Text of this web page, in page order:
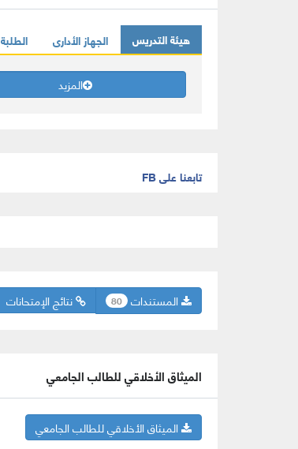
هيئة التدريس الجهاز الأدارى الطلبة
المزيد
تابعنا على FB
نتائج الإمتحانات المستندات 80
الميثاق الأخلاقي للطالب الجامعي
الميثاق الأخلاقي للطالب الجامعي